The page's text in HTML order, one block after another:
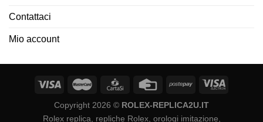
Contattaci
Mio account
Copyright 2026 © ROLEX-REPLICA2U.IT
Rolex replica, repliche Rolex, orologi imitazione,